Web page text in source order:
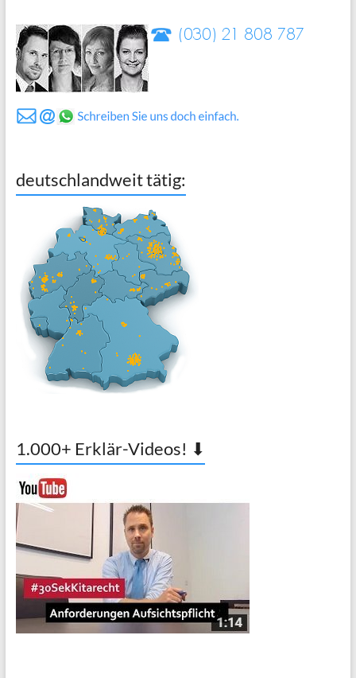
deutschlandweit tätig:
1.000+ Erklär-Videos! ⬇